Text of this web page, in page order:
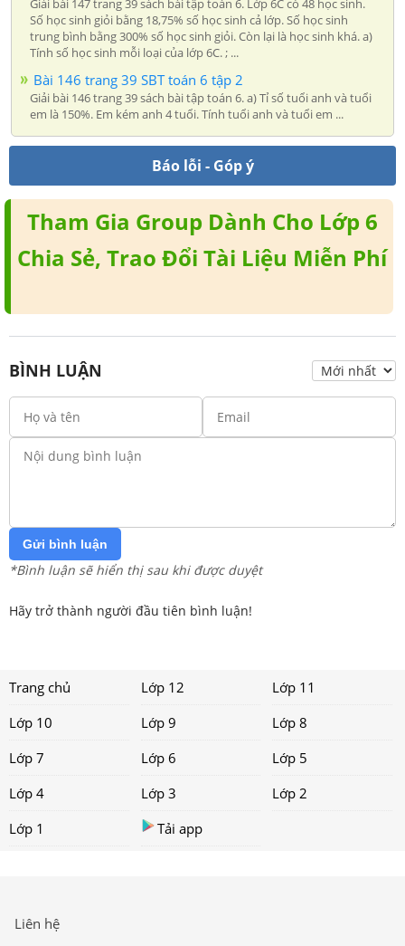
Số học sinh giỏi bằng 18,75% số học sinh cả lớp. Số học sinh
trung bình bằng 300% số học sinh giỏi. Còn lại là học sinh khá. a)
Tính số học sinh mỗi loại của lớp 6C. ; ...
Bài 146 trang 39 SBT toán 6 tập 2
Giải bài 146 trang 39 sách bài tập toán 6. a) Tỉ số tuổi anh và tuổi
em là 150%. Em kém anh 4 tuổi. Tính tuổi anh và tuổi em ...
Báo lỗi - Góp ý
Tham Gia Group Dành Cho Lớp 6
Chia Sẻ, Trao Đổi Tài Liệu Miễn Phí
BÌNH LUẬN
Gửi bình luận
*Bình luận sẽ hiển thị sau khi được duyệt
Hãy trở thành người đầu tiên bình luận!
Trang chủ Lớp 12
Lớp 11
Lớp 10
Lớp 9
Lớp 8
Lớp 7
Lớp 6
Lớp 5
Lớp 4
Lớp 3
Lớp 2
Lớp 1
Tải app
Liên hệ